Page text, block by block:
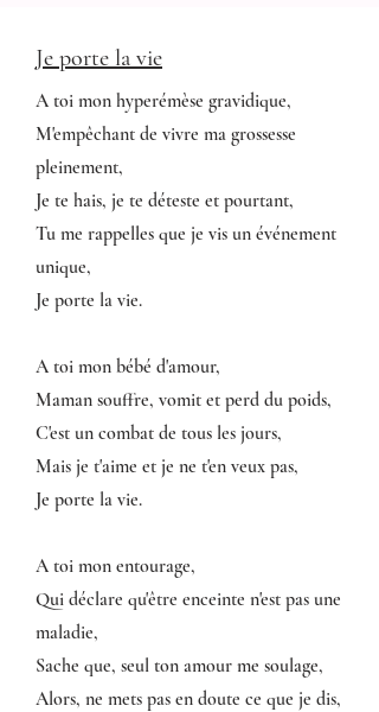
Je porte la vie
A toi mon hyperémèse gravidique,
M'empêchant de vivre ma grossesse
pleinement,
Je te hais, je te déteste et pourtant,
Tu me rappelles que je vis un événement
unique,
Je porte la vie.
A toi mon bébé d'amour,
Maman souffre, vomit et perd du poids,
C'est un combat de tous les jours,
Mais je t'aime et je ne t'en veux pas,
Je porte la vie.
A toi mon entourage,
Qui déclare qu'être enceinte n'est pas une
maladie,
Sache que, seul ton amour me soulage,
Alors, ne mets pas en doute ce que je dis,